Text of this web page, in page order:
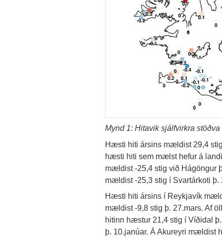
Mynd 1: Hitavik sjálfvirkra
Hæsti hiti ársins mældist 29,4
hæsti hiti sem mælst hefur á
mældist -25,4 stig við Hágöngur
mældist -25,3 stig í Svartárkoti þ.
Hæsti hiti ársins í Reykjavík
mældist -9,8 stig þ. 27.mars. Af
hitinn hæstur 21,4 stig í Víðidal
þ. 10.janúar. Á Akureyri mældist